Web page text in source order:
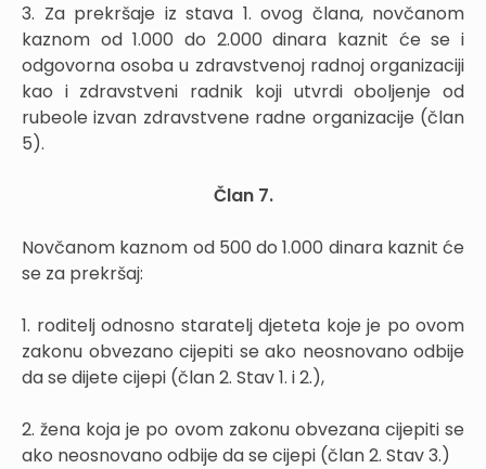
3. Za prekršaje iz stava 1. ovog člana, novčanom
kaznom od 1.000 do 2.000 dinara kaznit će se i
odgovorna osoba u zdravstvenoj radnoj organizaciji
kao i zdravstveni radnik koji utvrdi oboljenje od
rubeole izvan zdravstvene radne organizacije (član
5).
Član 7.
Novčanom kaznom od 500 do 1.000 dinara kaznit će
se za prekršaj:
1. roditelj odnosno staratelj djeteta koje je po ovom
zakonu obvezano cijepiti se ako neosnovano odbije
da se dijete cijepi (član 2. Stav 1. i 2.),
2. žena koja je po ovom zakonu obvezana cijepiti se
ako neosnovano odbije da se cijepi (član 2. Stav 3.)